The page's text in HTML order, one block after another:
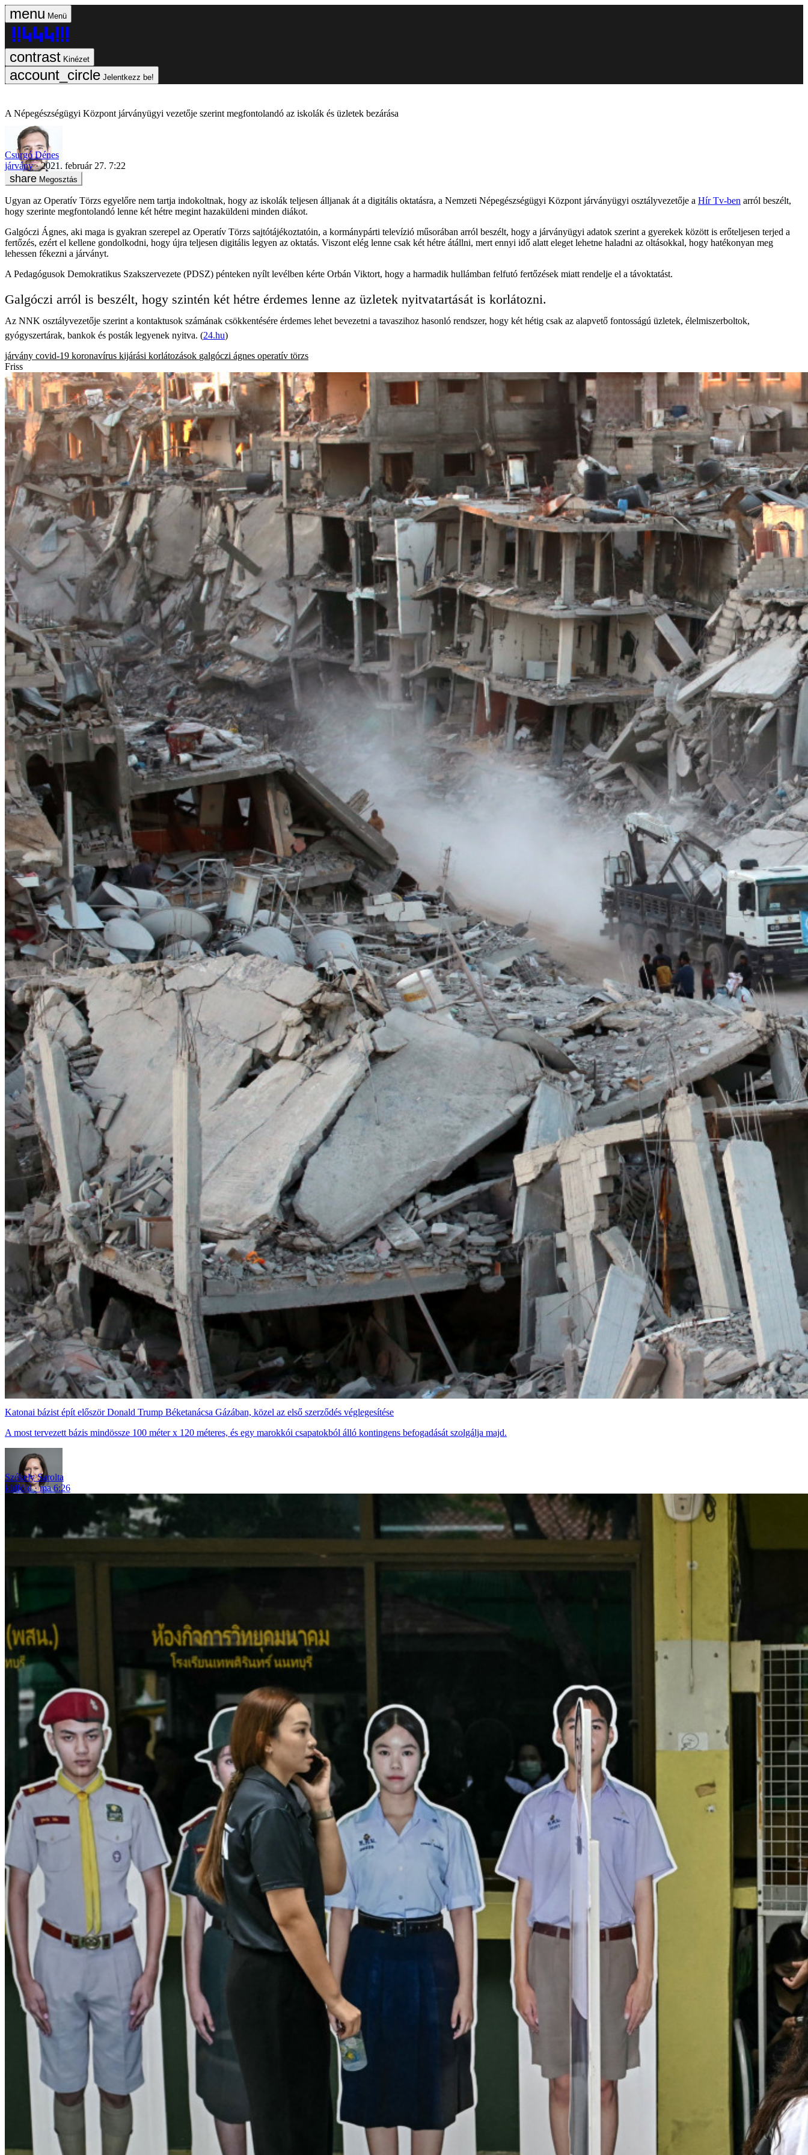
Menü
Kinézet
Jelentkezz be!
A Népegészségügyi Központ járványügyi vezetője szerint megfontolandó az iskolák és üzletek bezárása
Csurgó Dénes
járvány
2021. február 27. 7:22
Megosztás
Ugyan az Operatív Törzs egyelőre nem tartja indokoltnak, hogy az iskolák teljesen álljanak át a digitális oktatásra, a Nemzeti Népegészségügyi Központ járványügyi osztályvezetője a Hír Tv-ben arról beszélt,
hogy szerinte megfontolandó lenne két hétre megint hazaküldeni minden diákot.
Galgóczi Ágnes, aki maga is gyakran szerepel az Operatív Törzs sajtótájékoztatóin, a kormánypárti televízió műsorában arról beszélt, hogy a járványügyi adatok szerint a gyerekek között is erőteljesen terjed a
fertőzés, ezért el kellene gondolkodni, hogy újra teljesen digitális legyen az oktatás. Viszont elég lenne csak két hétre átállni, mert ennyi idő alatt eleget lehetne haladni az oltásokkal, hogy hatékonyan meg
lehessen fékezni a járványt.
A Pedagógusok Demokratikus Szakszervezete (PDSZ) pénteken nyílt levélben kérte Orbán Viktort, hogy a harmadik hullámban felfutó fertőzések miatt rendelje el a távoktatást.
Galgóczi arról is beszélt, hogy szintén két hétre érdemes lenne az üzletek nyitvatartását is korlátozni.
Az NNK osztályvezetője szerint a kontaktusok számának csökkentésére érdemes lehet bevezetni a tavaszihoz hasonló rendszer, hogy két hétig csak az alapvető fontosságú üzletek, élelmiszerboltok,
gyógyszertárak, bankok és posták legyenek nyitva. (24.hu)
járvány covid-19 koronavírus kijárási korlátozások galgóczi ágnes operatív törzs
Friss
Katonai bázist épít először Donald Trump Béketanácsa Gázában, közel az első szerződés véglegesítése
A most tervezett bázis mindössze 100 méter x 120 méteres, és egy marokkói csapatokból álló kontingens befogadását szolgálja majd.
Székely Sarolta
külföld
ma 6:26